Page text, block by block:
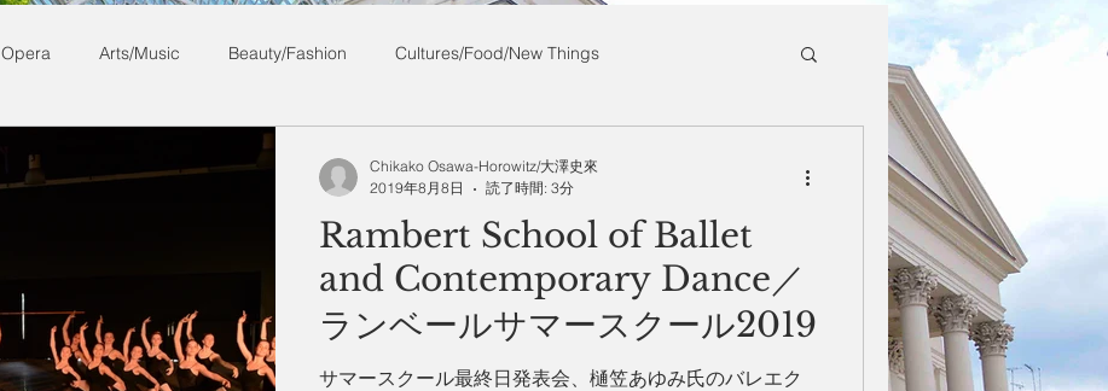
Opera Arts/Music Beauty/Fashion Cultures/Food/New Things
List of Events
Rambert School of Ballet
and Contemporary Dance／
ランベールサマースクール2019
サマースクール最終日発表会、樋笠あゆみ氏のバレエク
Chikako Osawa-Horowitz/大澤史來
2019年8月8日
読了時間: 3分